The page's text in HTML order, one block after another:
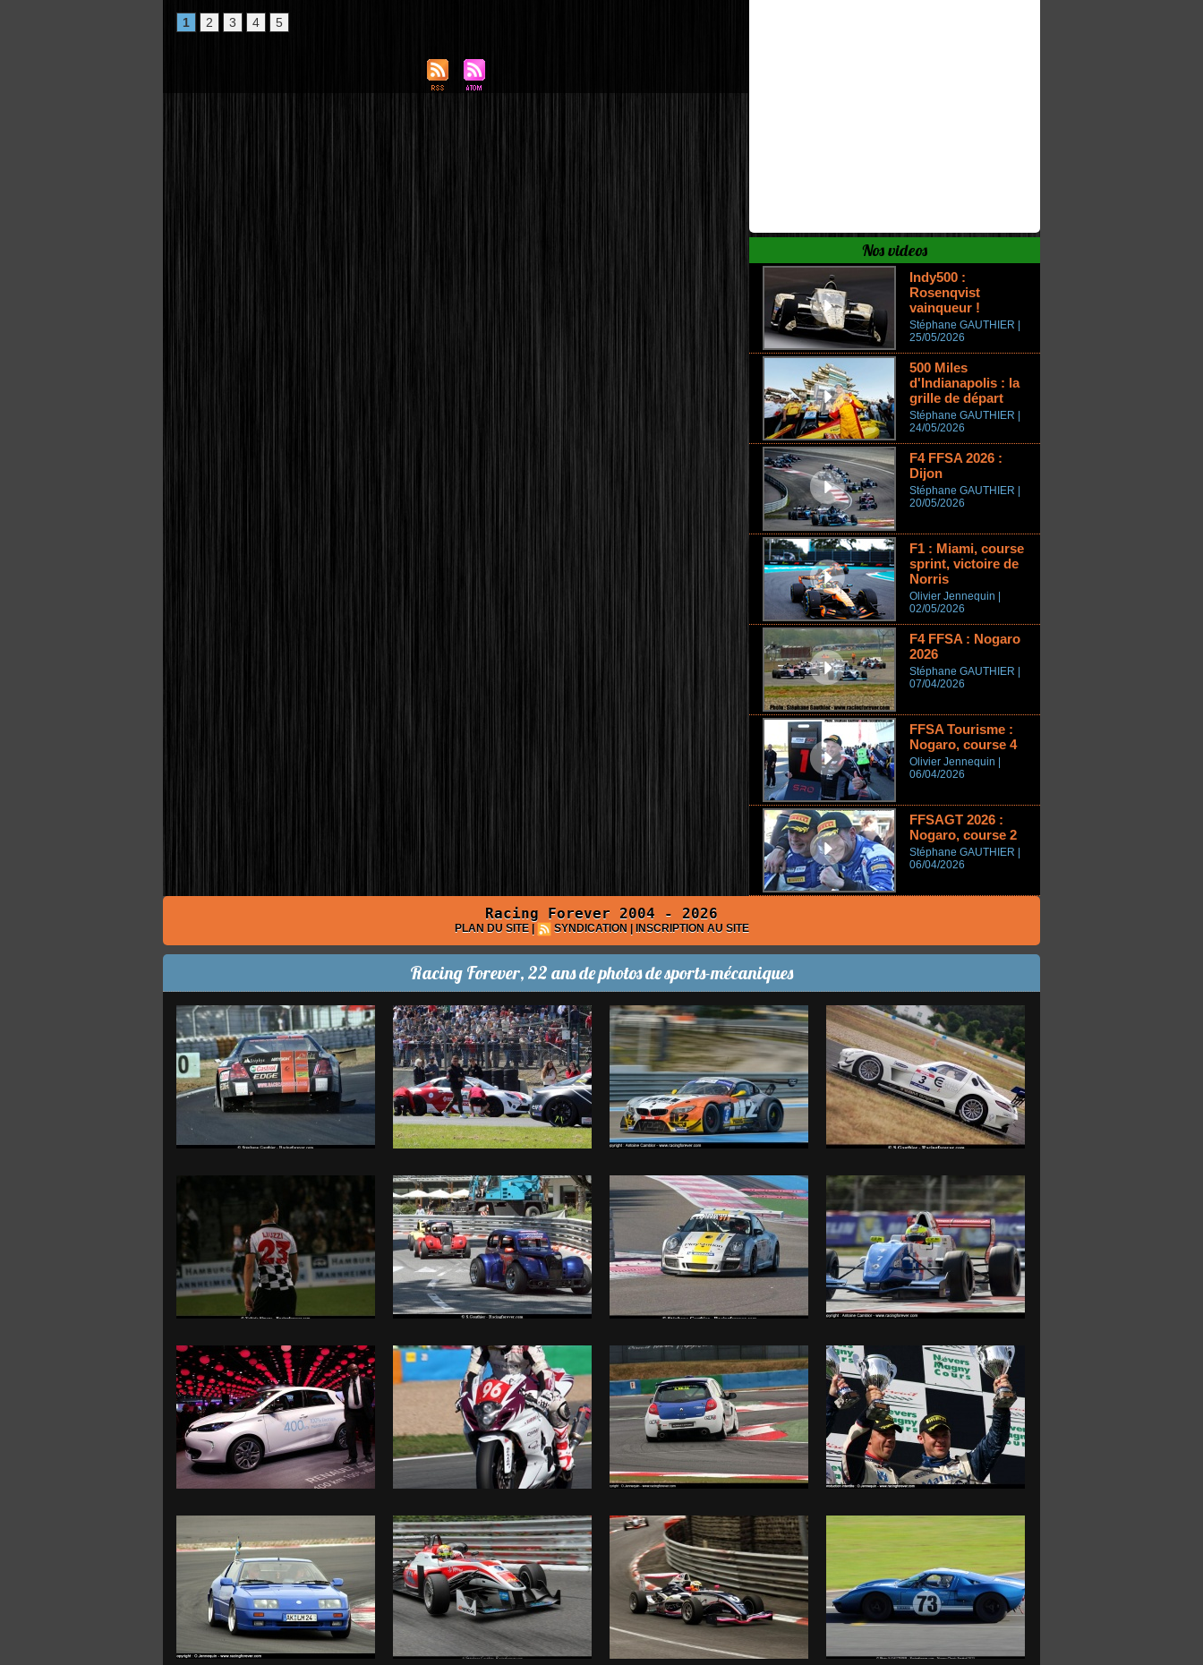
1 2 3 4 5
Nos videos
Indy500 :
Rosenqvist
vainqueur !
Stéphane GAUTHIER |
25/05/2026
500 Miles
d'Indianapolis : la
grille de départ
Stéphane GAUTHIER |
24/05/2026
F4 FFSA 2026 :
Dijon
Stéphane GAUTHIER |
20/05/2026
F1 : Miami, course
sprint, victoire de
Norris
Olivier Jennequin |
02/05/2026
F4 FFSA : Nogaro
2026
Stéphane GAUTHIER |
07/04/2026
FFSA Tourisme :
Nogaro, course 4
Olivier Jennequin |
06/04/2026
FFSAGT 2026 :
Nogaro, course 2
Stéphane GAUTHIER |
06/04/2026
Racing Forever 2004 - 2026
PLAN DU SITE | SYNDICATION | INSCRIPTION AU SITE
Racing Forever, 22 ans de photos de sports-mécaniques